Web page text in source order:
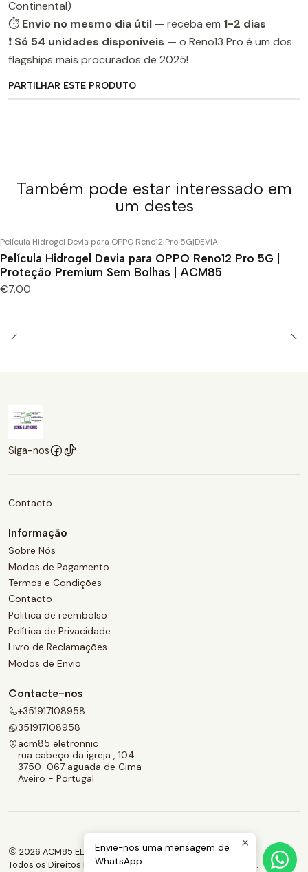
Continental)
⏱️ Envio no mesmo dia útil — receba em 1-2 dias
❗ Só 54 unidades disponíveis — o Reno13 Pro é um dos
flagships mais procurados de 2025!
PARTILHAR ESTE PRODUTO
Também pode estar interessado em
um destes
Película Hidrogel Devia para OPPO Reno12 Pro 5G|DEVIA
Película Hidrogel Devia para OPPO Reno12 Pro 5G |
Proteção Premium Sem Bolhas | ACM85
€7,00
Siga-nos
Contacto
Informação
Sobre Nós
Modos de Pagamento
Termos e Condições
Contacto
Politica de reembolso
Política de Privacidade
Livro de Reclamações
Modos de Envio
Contacte-nos
+351917108958
351917108958
acm85 eletronnic
rua cabeço da igreja , 104
3750-067 aguada de Cima
Aveiro - Portugal
2026 ACM85 ELETRONNIC.
Todos os Direitos Reservados.Com tecnologia Jumpseller .
Envie-nos uma mensagem de
WhatsApp